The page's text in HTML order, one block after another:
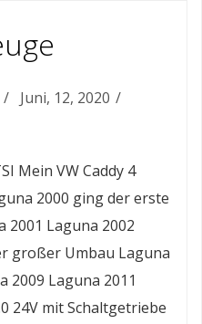
Juni, 12, 2020
Mein VW Caddy 4
2000 ging der erste
2001 Laguna 2002
großer Umbau Laguna
2009 Laguna 2011
24V mit Schaltgetriebe